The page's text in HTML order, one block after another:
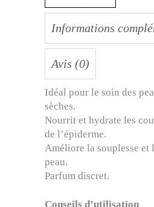
Informations
Avis (0)
Idéal pour le soin des
sèches.
Nourrit et hydrate les
de l’épiderme.
Améliore la souplesse et
peau.
Parfum discret.
Conseils d’utilisation